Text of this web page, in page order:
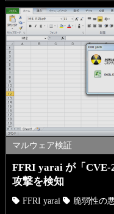
マルウェア検証
FFRI yarai が「CVE-
攻撃を検知
FFRI yarai 脆弱性の